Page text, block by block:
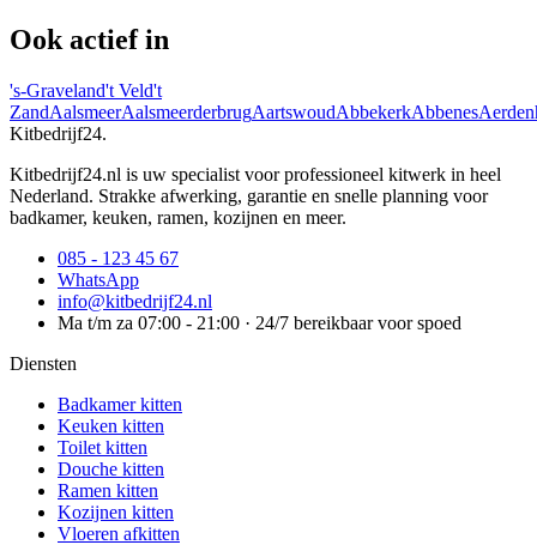
Ook actief in
's-Graveland't Veld't
ZandAalsmeerAalsmeerderbrugAartswoudAbbekerkAbbenes
Kitbedrijf24.
Kitbedrijf24.nl is uw specialist voor professioneel kitwerk in heel
Nederland. Strakke afwerking, garantie en snelle planning voor
badkamer, keuken, ramen, kozijnen en meer.
085 - 123 45 67
WhatsApp
info@kitbedrijf24.nl
Ma t/m za 07:00 - 21:00 · 24/7 bereikbaar voor spoed
Diensten
Badkamer kitten
Keuken kitten
Toilet kitten
Douche kitten
Ramen kitten
Kozijnen kitten
Vloeren afkitten